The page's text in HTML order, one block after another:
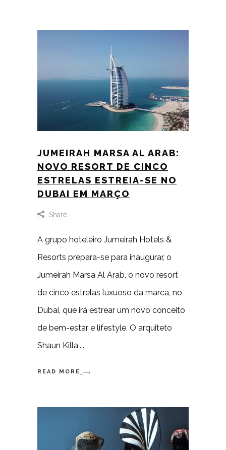
JUMEIRAH MARSA AL ARAB:
NOVO RESORT DE CINCO
ESTRELAS ESTREIA-SE NO
DUBAI EM MARÇO
Share
A grupo hoteleiro Jumeirah Hotels &
Resorts prepara-se para inaugurar, o
Jumeirah Marsa Al Arab, o novo resort
de cinco estrelas luxuoso da marca, no
Dubai, que irá estrear um novo conceito
de bem-estar e lifestyle. O arquiteto
Shaun Killa,
READ MORE